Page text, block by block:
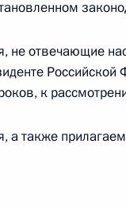
года, вторник
17:00 Москва
не отвечающие
к
а также